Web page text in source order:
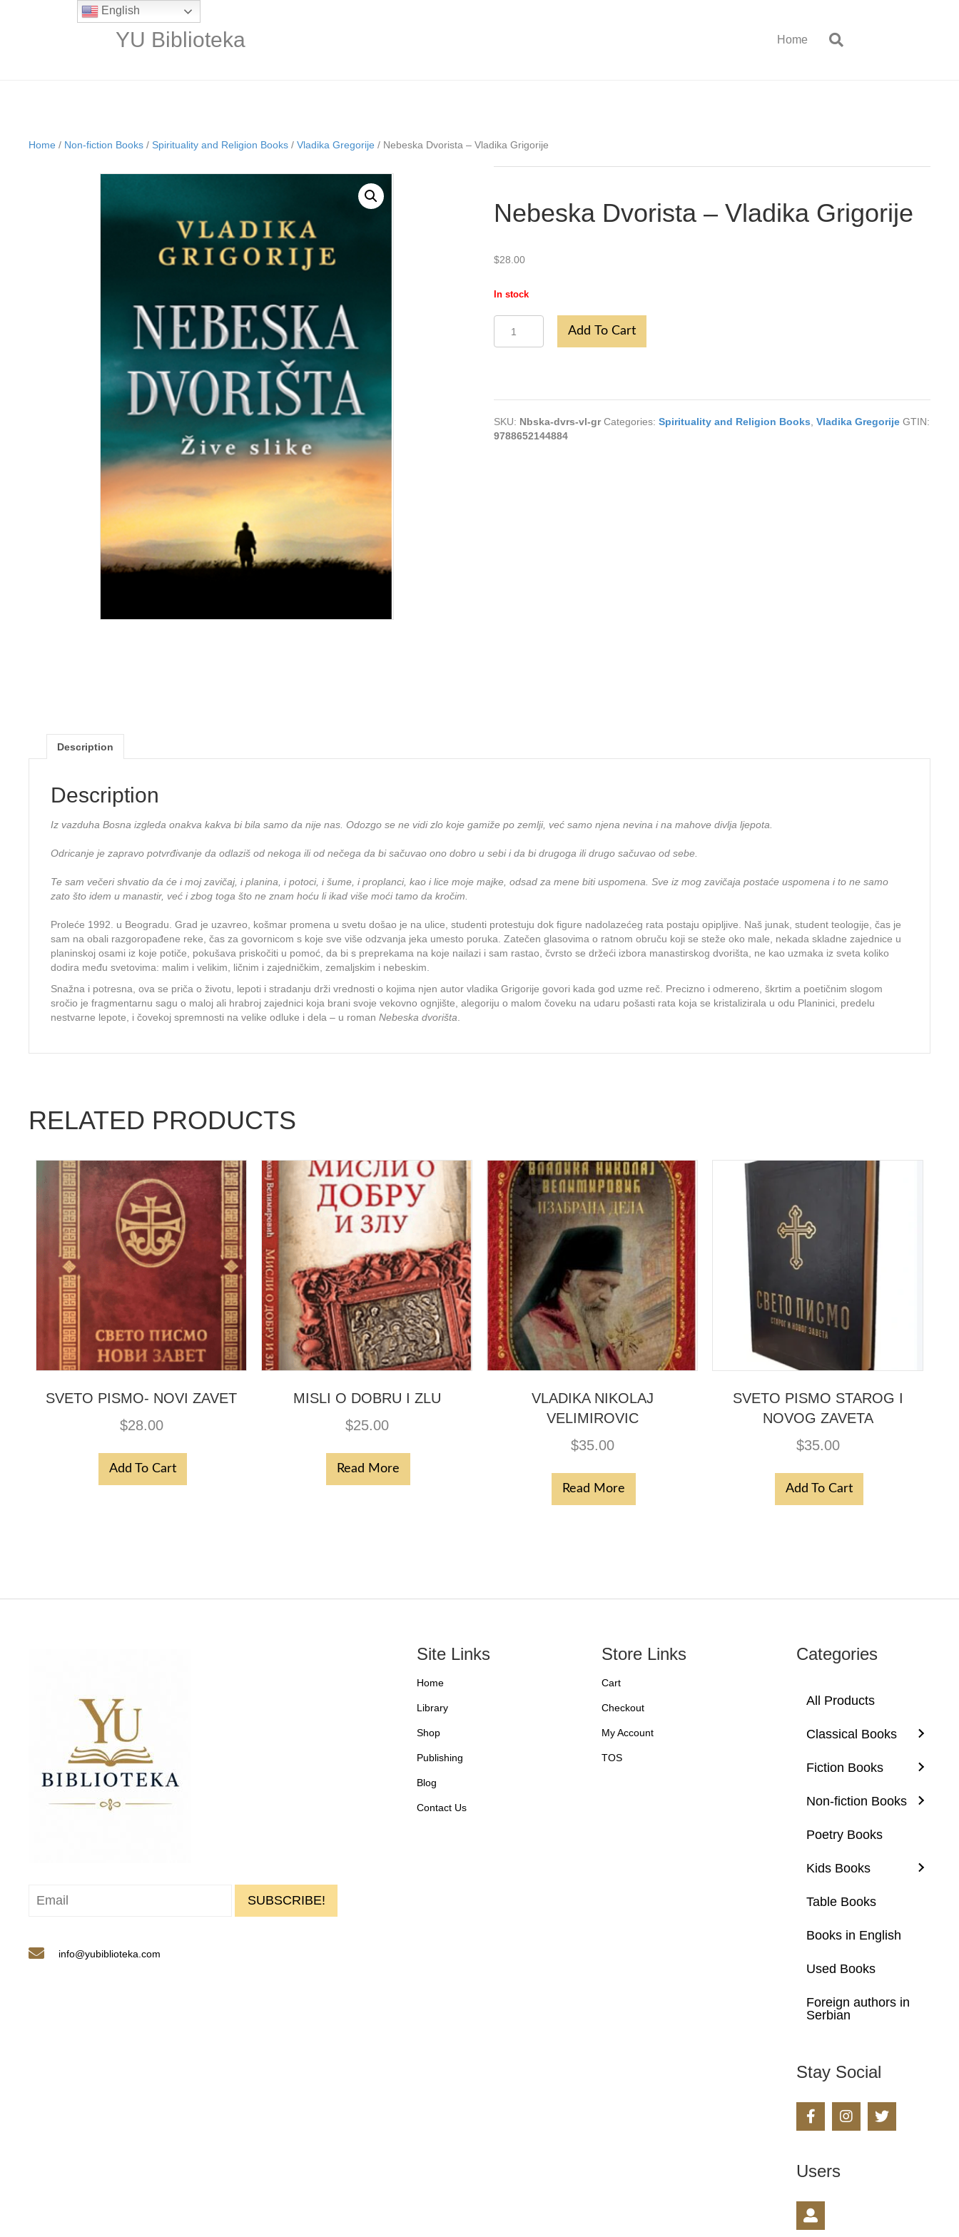
YU Biblioteka Home
Home / Non-fiction Books / Spirituality and Religion Books / Vladika Gregorije / Nebeska Dvorista – Vladika Grigorije
Nebeska Dvorista – Vladika Grigorije
$28.00
In stock
Dvorista
-
Add To Cart
SKU: Nbska-dvrs-vl-gr Categories: Spirituality and Religion Books Vladika Gregorije GTIN:
9788652144884
Description
Description
Iz vazduha Bosna izgleda onakva kakva bi bila samo da nije nas. Odozgo se ne vidi zlo koje gamiže po zemlji, već samo njena nevina i na mahove divlja ljepota.
Odricanje je zapravo potvrđivanje da odlaziš od nekoga ili od nečega da bi sačuvao ono dobro u sebi i da bi drugoga ili drugo sačuvao od sebe.
Te sam večeri shvatio da će i moj zavičaj, i planina, i potoci, i šume, i proplanci, kao i lice moje majke, odsad za mene biti uspomena. Sve iz mog zavičaja postaće uspomena i to ne samo
zato što idem u manastir, već i zbog toga što ne znam hoću li ikad više moći tamo da kročim.
Proleće 1992. u Beogradu. Grad je uzavreo, košmar promena u svetu došao je na ulice, studenti protestuju dok figure nadolazećeg rata postaju opipljive. Naš junak, student teologije, čas je
sam na obali razgoropađene reke, čas za govornicom s koje sve više odzvanja jeka umesto poruka. Zatečen glasovima o ratnom obruču koji se steže oko male, nekada skladne zajednice u
planinskoj osami iz koje potiče, pokušava priskočiti u pomoć, da bi s preprekama na koje nailazi i sam rastao, čvrsto se držeći izbora manastirskog dvorišta, ne kao uzmaka iz sveta koliko
dodira među svetovima: malim i velikim, ličnim i zajedničkim, zemaljskim i nebeskim.
Snažna i potresna, ova se priča o životu, lepoti i stradanju drži vrednosti o kojima njen autor vladika Grigorije govori kada god uzme reč. Precizno i odmereno, škrtim a poetičnim slogom
sročio je fragmentarnu sagu o maloj ali hrabroj zajednici koja brani svoje vekovno ognjište, alegoriju o malom čoveku na udaru pošasti rata koja se kristalizirala u odu Planinici, predelu
nestvarne lepote, i čovekoj spremnosti na velike odluke i dela – u roman Nebeska dvorišta
RELATED PRODUCTS
SVETO PISMO- NOVI ZAVET
$28.00
Add To Cart
MISLI O DOBRU I ZLU
$25.00
Read More
VLADIKA NIKOLAJ
VELIMIROVIC
$35.00
Read More
SVETO PISMO STAROG I
NOVOG ZAVETA
$35.00
Add To Cart
SUBSCRIBE!
info@yubiblioteka.com
Site Links
Home
Library
Shop
Publishing
Blog
Contact Us
Store Links
Cart
Checkout
My Account
TOS
Categories
All Products
Classical Books
Fiction Books
Non-fiction Books
Poetry Books
Kids Books
Table Books
Books in English
Used Books
Foreign authors in
Serbian
Stay Social
Users
English